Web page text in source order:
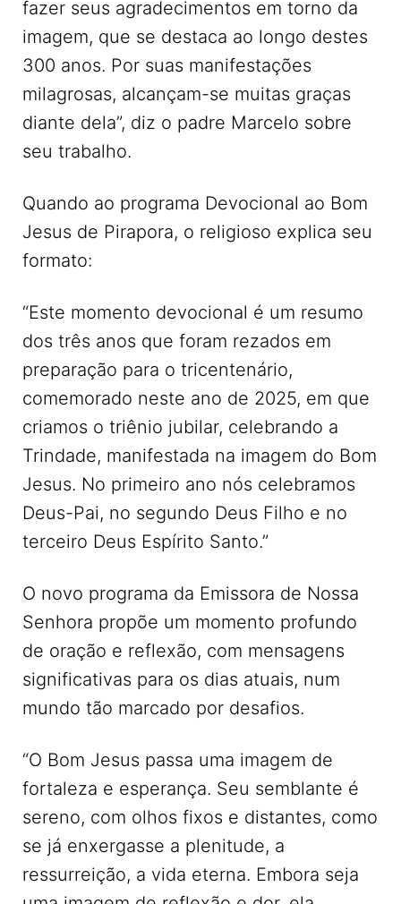
fazer seus agradecimentos em torno da
imagem, que se destaca ao longo destes
300 anos. Por suas manifestações
milagrosas, alcançam-se muitas graças
diante dela”, diz o padre Marcelo sobre
seu trabalho.
Quando ao programa Devocional ao Bom
Jesus de Pirapora, o religioso explica seu
formato:
“Este momento devocional é um resumo
dos três anos que foram rezados em
preparação para o tricentenário,
comemorado neste ano de 2025, em que
criamos o triênio jubilar, celebrando a
Trindade, manifestada na imagem do Bom
Jesus. No primeiro ano nós celebramos
Deus-Pai, no segundo Deus Filho e no
terceiro Deus Espírito Santo.”
O novo programa da Emissora de Nossa
Senhora propõe um momento profundo
de oração e reflexão, com mensagens
significativas para os dias atuais, num
mundo tão marcado por desafios.
“O Bom Jesus passa uma imagem de
fortaleza e esperança. Seu semblante é
sereno, com olhos fixos e distantes, como
se já enxergasse a plenitude, a
ressurreição, a vida eterna. Embora seja